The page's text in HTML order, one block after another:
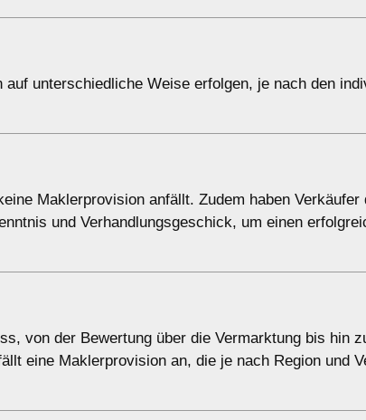
unterschiedliche Weise erfolgen, je nach den
Maklerprovision anfällt. Zudem haben Verkäufer
und Verhandlungsgeschick, um einen
von der Bewertung über die Vermarktung bis hin
eine Maklerprovision an, die je nach Region und